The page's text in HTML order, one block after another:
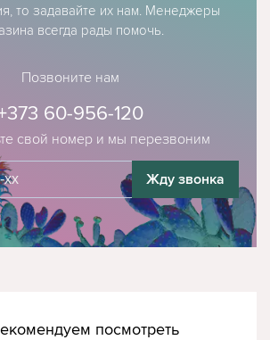
то задавайте их нам. Менеджеры
всегда рады помочь.
Позвоните нам
свой номер и мы перезвоним
60-956-120
Жду звонка
посмотреть